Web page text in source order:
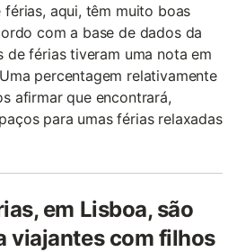
férias, aqui, têm muito boas
com a base de dados da
de férias tiveram uma nota em
percentagem relativamente
afirmar que encontrará,
para umas férias relaxadas
em Lisboa, são
viajantes com filhos